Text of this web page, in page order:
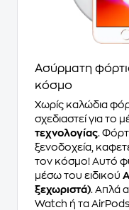
Ασύρματη
κόσμο
Χωρίς καλώδια
σχεδιαστεί για το
τεχνολογίας.
ξενοδοχεία,
τον κόσμο! Αυτό
μέσω του ειδικού
ξεχωριστά). Απλά
Watch ή τα